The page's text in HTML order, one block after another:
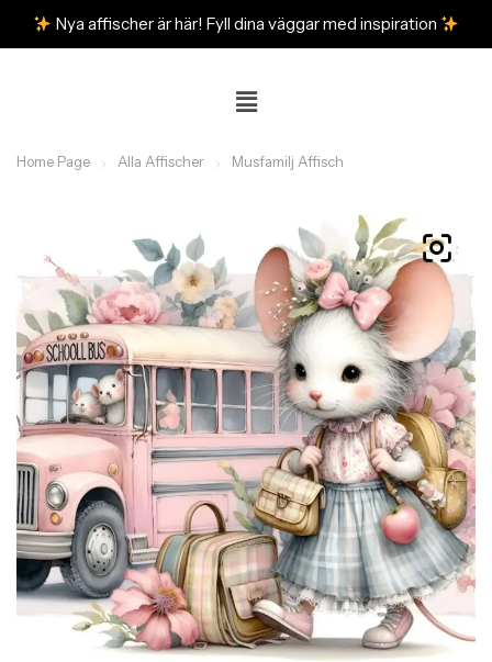
Nya affischer är här! Fyll dina väggar med inspiration
Home Page Alla Affischer Musfamilj Affisch